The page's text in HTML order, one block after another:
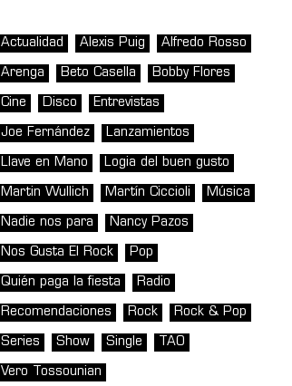
Actualidad Alexis Puig Alfredo Rosso
Arenga Beto Casella Bobby Flores
Cine Disco Entrevistas
Joe Fernández Lanzamientos
Llave en Mano Logia del buen gusto
Martin Wullich Martín Ciccioli Música
Nadie nos para Nancy Pazos
Nos Gusta El Rock Pop
Quién paga la fiesta Radio
Recomendaciones Rock Rock & Pop
Series Show Single TAO
Vero Tossounian